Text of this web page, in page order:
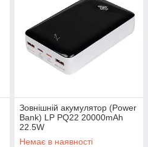
Зовнішній акумулятор (Power
Bank) LP PQ22 20000mAh
22.5W
Немає в наявності